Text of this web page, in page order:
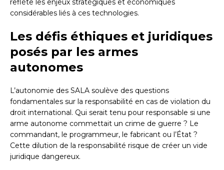
reflète les enjeux stratégiques et économiques
considérables liés à ces technologies.
Les défis éthiques et juridiques
posés par les armes
autonomes
L’autonomie des SALA soulève des questions
fondamentales sur la responsabilité en cas de violation du
droit international. Qui serait tenu pour responsable si une
arme autonome commettait un crime de guerre ? Le
commandant, le programmeur, le fabricant ou l’État ?
Cette dilution de la responsabilité risque de créer un vide
juridique dangereux.